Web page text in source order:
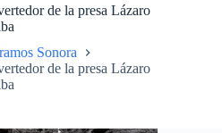
de la presa Lázaro
Sonora
de la presa Lázaro